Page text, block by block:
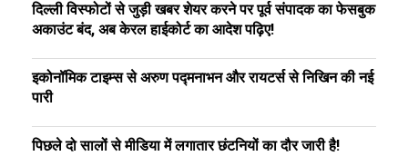
दिल्ली विस्फोटों से जुड़ी खबर शेयर करने पर पूर्व संपादक का फेसबुक
अकाउंट बंद, अब केरल हाईकोर्ट का आदेश पढ़िए!
इकोनॉमिक टाइम्स से अरुण पद्मनाभन और रायटर्स से निखिन की नई
पारी
पिछले दो सालों से मीडिया में लगातार छंटनियों का दौर जारी है!